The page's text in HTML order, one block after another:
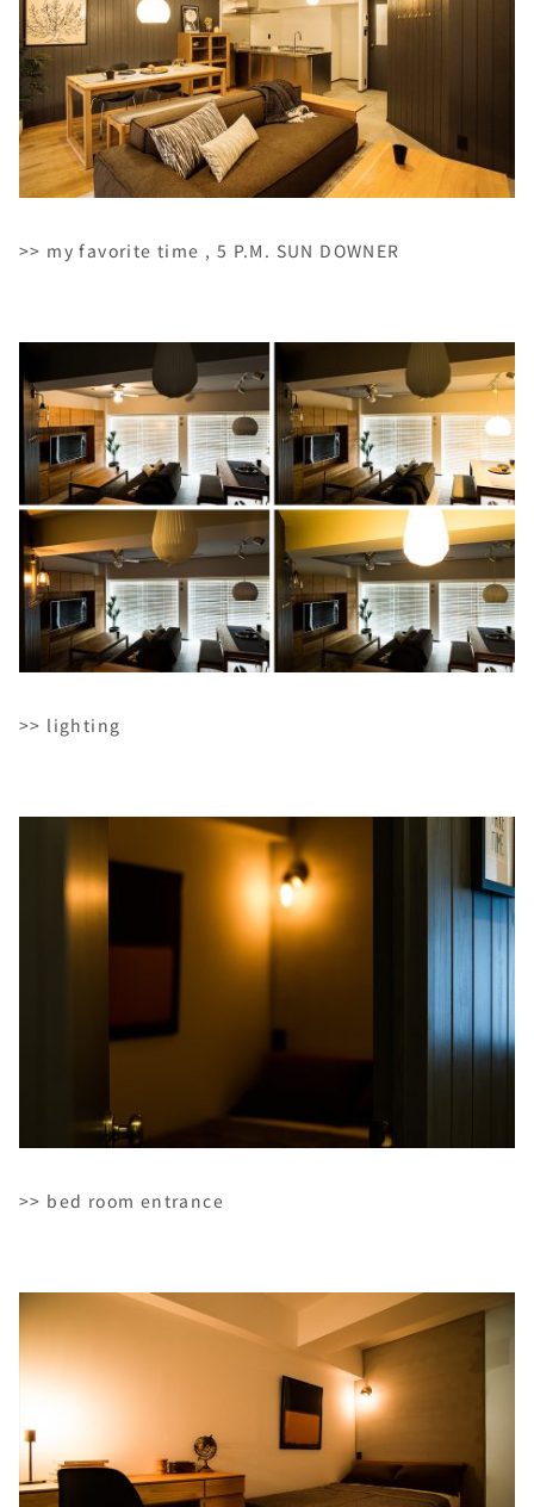
>> my favorite time , 5 P.M. SUN DOWNER
>> lighting
>> bed room entrance